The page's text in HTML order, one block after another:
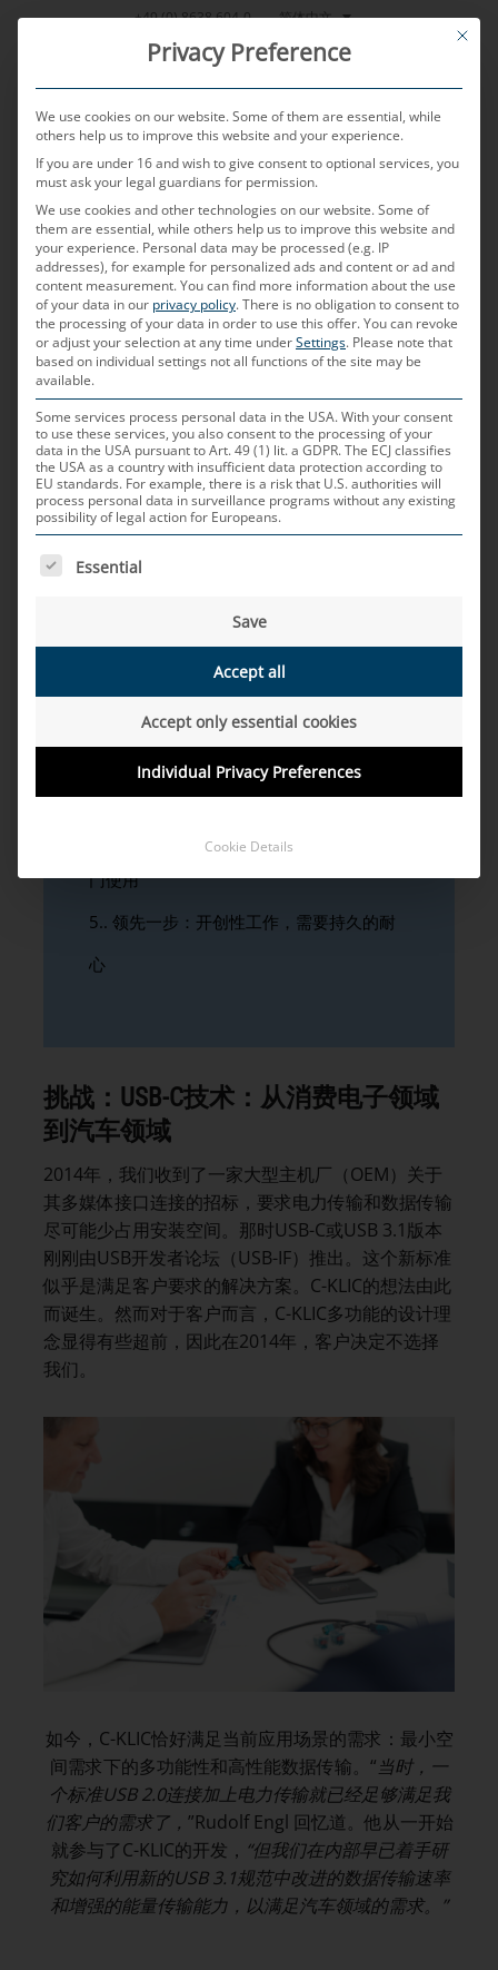
+49 (0) 8638 604-0 简体中文
MENU
POSTED ON2024年11月28日 BYRUDOLF ENGL - JOHANN GEIER
C-KLIC 汽车插接系统：领
先于时代一步
在这期特别版的《TechTalk》中，我们采访了MD
ELEKTRONIK公司的电子部高级经理Rudolf Engl和项
目经理Johann Geier。我们讨论多功能汽车插接系统
C-KLIC的发展历程，以及该系统如何领先于它所处的
时代……
挑战：USB-C技术：从消费电子领域到
2. 创新：在汽车中实现USB-C的全部性能
3. 我们的道路：展望未来，持续发展
功能全面：插头的所有24个针脚均可专
门使用
5. 领先一步：开创性工作，需要持久的耐
心
挑战： USB-C技术：从消费电子领域
到汽车领域
2014年，我们收到了一家大型主机厂（OEM）关于
其多媒体接口连接的招标，要求电力传输和数据传输
尽可能少占用安装空间。那时USB-C或USB 3.1版本
刚刚由USB开发者论坛（USB-IF）推出。这个新标准
似乎是满足客户要求的解决方案。C-KLIC的想法由此
而诞生。然而对于客户而言，C-KLIC多功能的设计理
念显得有些超前，因此在2014年，客户决定不选择
我们。
如今，C-KLIC恰好满足当前应用场景的需求：最小空
间需求下的多功能性和高性能数据传输。“当时，一
个标准USB 2.0连接加上电力传输就已经足够满足我
们客户的需求了， ”Rudolf Engl 回忆道。他从一开始
就参与了C-KLIC的开发， “但我们在内部早已着手研
究如何利用新的USB 3.1规范中改进的数据传输速率
和增强的能量传输能力，以满足汽车领域的需求。”
This
Privacy Preference
We use cookies on our website. Some of them are essential, while
others help us to improve this website and your experience.
If you are under 16 and wish to give consent to optional services, you
must ask your legal guardians for permission.
We use cookies and other technologies on our website. Some of
them are essential, while others help us to improve this website and
your experience. Personal data may be processed (e.g. IP
addresses), for example for personalized ads and content or ad and
content measurement.You can find more information about the use
of your data in our privacy policy.There is no obligation to consent to
the processing of your data in order to use this offer.You can revoke
or adjust your selection at any time underSettings. Please note that
based on individual settings not all functions of the site may be
available.
Some services process personal data in the USA. With your consent
to use these services, you also consent to the processing of your
data in the USA pursuant to Art. 49 (1) lit. a GDPR. The ECJ classifies
the USA as a country with insufficient data protection according to
EU standards. For example, there is a risk that U.S. authorities will
process personal data in surveillance programs without any existing
possibility of legal action for Europeans.
THE FOLLOWING IS A LIST OF SERVICE GROUPS FOR
Essential
Save
Accept all
Accept only essential cookies
Individual Privacy Preferences
Cookie Details